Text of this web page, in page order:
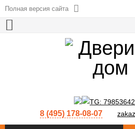
Полная версия сайта
8 (495) 178-08-07